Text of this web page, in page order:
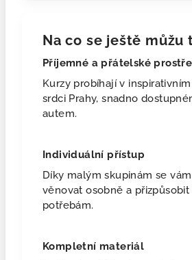
Na co se ještě můžu
Příjemné a přátelské
Kurzy probíhají v
srdci Prahy, snadno
autem.
Individuální přístup
Díky malým skupinám se
věnovat osobně a
potřebám.
Kompletní materiál